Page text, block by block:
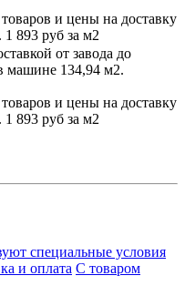
и цены на доставку
1 893 руб за м2
от завода до
машине 134,94 м2.
и цены на доставку
1 893 руб за м2
специальные условия
и оплата С товаром